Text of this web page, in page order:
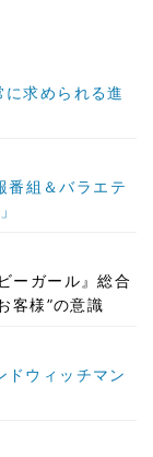
に求められる進
番組＆バラエテ
ーガール』総合
客様”の意識
ドウィッチマン